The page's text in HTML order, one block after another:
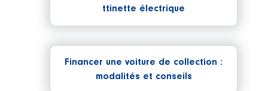
ttinette électrique
Financer une voiture de collection :
modalités et conseils